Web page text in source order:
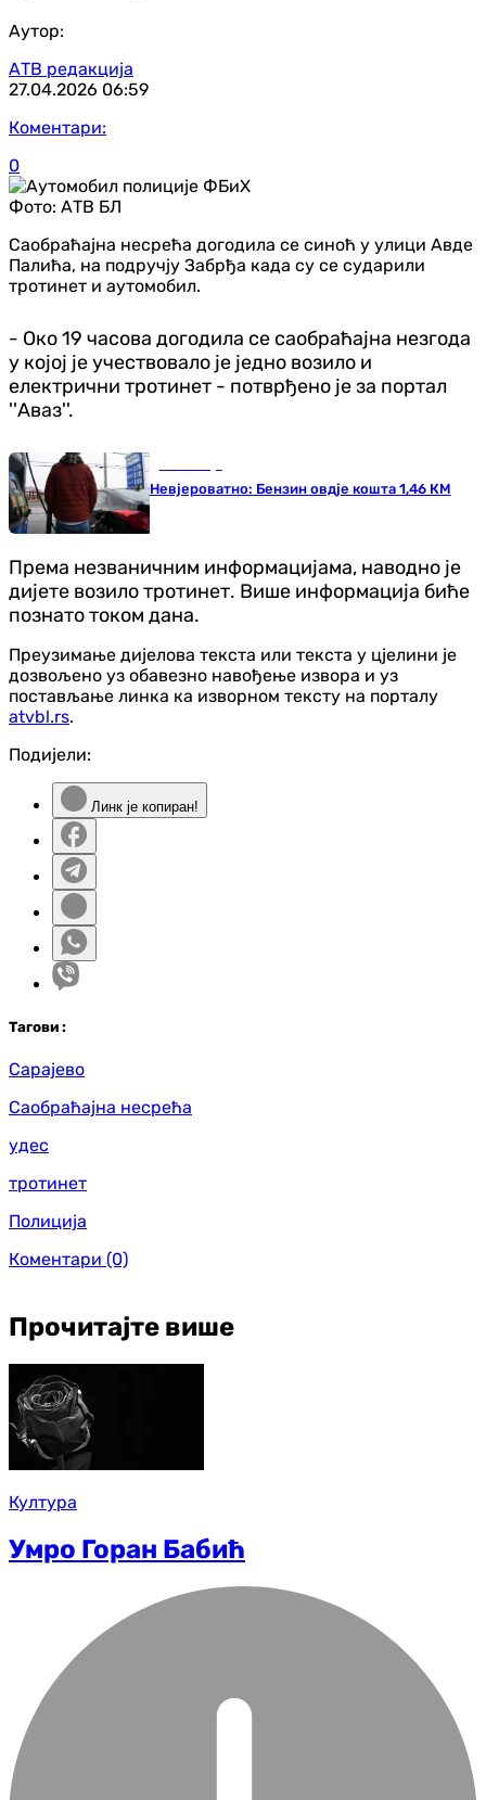
Аутор:
АТВ редакција
27.04.2026 06:59
Коментари:
0
Фото: АТВ БЛ
Саобраћајна несрећа догодила се синоћ у улици Авде
Палића, на подручју Забрђа када су се сударили
тротинет и аутомобил.
- Око 19 часова догодила се саобраћајна незгода
у којој је учествовало је једно возило и
електрични тротинет - потврђено је за портал
''Аваз''.
Невјероватно: Бензин овдје кошта 1,46 КМ
Према незваничним информацијама, наводно је
дијете возило тротинет. Више информација биће
познато током дана.
Преузимање дијелова текста или текста у цјелини је
дозвољено уз обавезно навођење извора и уз
постављање линка ка изворном тексту на порталу
atvbl.rs.
Подијели:
Линк је копиран!
Тагови :
Сарајево
Саобраћајна несрећа
удес
тротинет
Полиција
Коментари (0)
Прочитајте више
Култура
Умро Горан Бабић